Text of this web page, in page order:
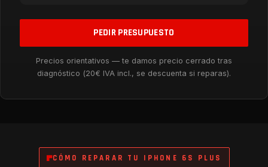
PEDIR PRESUPUESTO
Precios orientativos — te damos precio cerrado tras
diagnóstico (20€ IVA incl., se descuenta si reparas).
CÓMO REPARAR TU IPHONE 6S PLUS